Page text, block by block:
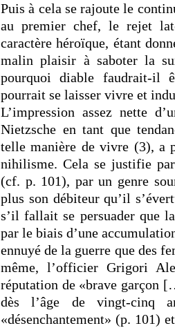
Puis à cela se rajoute le
au premier chef, le rejet
caractère héroïque, étant
malin plaisir à saboter la
pourquoi diable faudrait-il
pourrait se laisser vivre et
L’impression assez nette
Nietzsche en tant que
telle manière de vivre (3), a
nihilisme. Cela se justifie
(cf. p. 101), par un genre
plus son débiteur qu’il
s’il fallait se persuader que
par le biais d’une
ennuyé de la guerre que des
même, l’officier Grigori
réputation de «brave garçon
dès l’âge de vingt-cinq
«désenchantement» (p. 101)